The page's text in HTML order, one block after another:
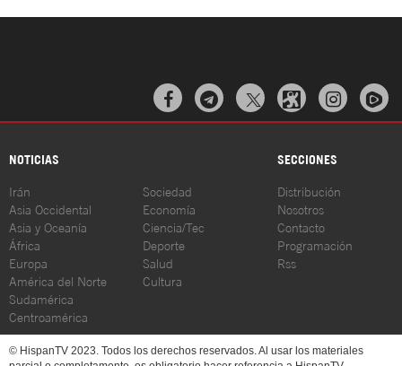
  
NOTICIAS SECCIONES
Irán
Asia Occidental
Asia y Oceanía
África
Europa
América del Norte
Sudamérica
Centroamérica
Sociedad
Economía
Ciencia/Tec
Deporte
Salud
Cultura
Distribución
Nosotros
Contacto
Programación
Rss
© HispanTV 2023. Todos los derechos reservados. Al usar los materiales